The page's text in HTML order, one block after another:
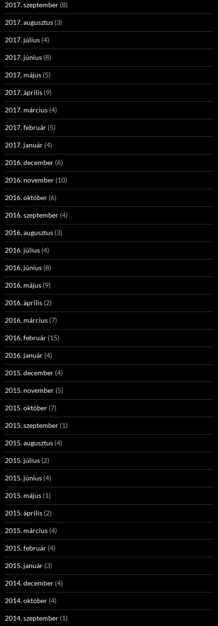
2017. szeptember (8)
2017. augusztus (3)
2017. július (4)
2017. június (8)
2017. május (5)
2017. április (9)
2017. március (4)
2017. február (5)
2017. január (4)
2016. december (6)
2016. november (10)
2016. október (6)
2016. szeptember (4)
2016. augusztus (3)
2016. július (4)
2016. június (8)
2016. május (9)
2016. április (2)
2016. március (7)
2016. február (15)
2016. január (4)
2015. december (4)
2015. november (5)
2015. október (7)
2015. szeptember (1)
2015. augusztus (4)
2015. július (2)
2015. június (4)
2015. május (1)
2015. április (2)
2015. március (4)
2015. február (4)
2015. január (3)
2014. december (4)
2014. október (4)
2014. szeptember (1)